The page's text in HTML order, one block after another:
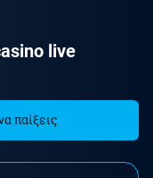
live
παίξεις